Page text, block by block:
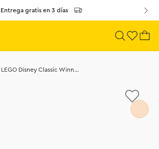
Entrega gratis en 3 días
LEGO Disney Classic Winnie the Pooh 43300